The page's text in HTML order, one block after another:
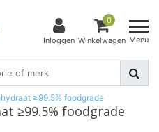
Inloggen
0
Winkelwagen Menu
≥99.5% foodgrade
≥99.5% foodgrade